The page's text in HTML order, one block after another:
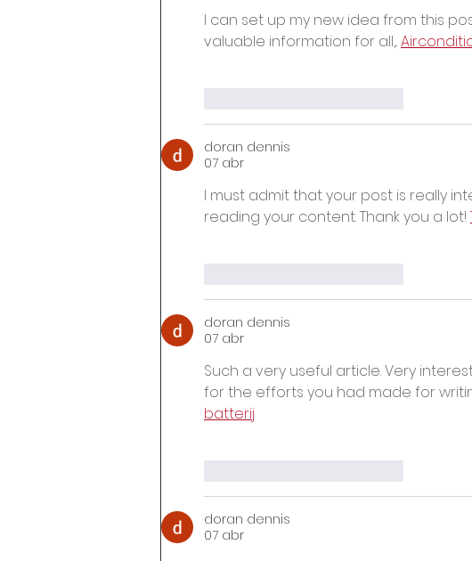
I can set up my new idea from this
valuable information for all,..
doran dennis
07 abr
I must admit that your post is really
reading your content. Thank you a lot!
doran dennis
07 abr
Such a very useful article. Very
for the efforts you had made for
batterij
doran dennis
07 abr